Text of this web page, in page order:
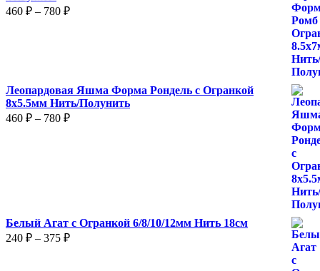
460 ₽ – 780 ₽Диапазон
Леопардовая Яшма Форма Рондель с Огранкой
8х5.5мм Нить/Полунить
460 ₽ – 780 ₽Диапазон
Белый Агат с Огранкой 6/8/10/12мм Нить 18см
240 ₽ – 375 ₽Диапазон